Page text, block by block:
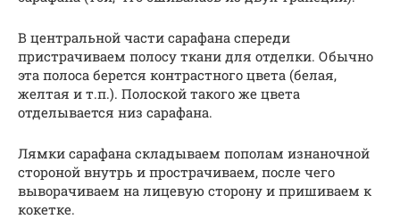
В центральной части сарафана спереди
пристрачиваем полосу ткани для отделки. Обычно
эта полоса берется контрастного цвета (белая,
желтая и т.п.). Полоской такого же цвета
отделывается низ сарафана.
Лямки сарафана складываем пополам изнаночной
стороной внутрь и прострачиваем, после чего
выворачиваем на лицевую сторону и пришиваем к
кокетке.